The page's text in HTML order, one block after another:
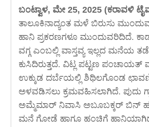
ಬಂಟ್ವಾಳ, ಮೇ 25, 2025 (ಕರಾವಳಿ
ತಾಲೂಕಿನಾದ್ಯಂತ ಮಳೆ ಬಿರುಸು
ಹಾನಿ ಪ್ರಕರಣಗಳೂ ಮುಂದುವರಿದಿದೆ.
ವಗ್ಗ ಎಂಬಲ್ಲಿ ವಾಸ್ತವ್ಯ ಇಲ್ಲದ ಮನೆಯ
ಕುಸಿದಿರುತ್ತದೆ. ವಿಟ್ಲ ಪಟ್ಟಣ ಪಂಚಾಯತ್
ಉಕ್ಕುಡ ದರ್ಬೆಯಲ್ಲಿ ಶಿಥಿಲಗೊಂಡ
ಅಳವಡಿಸಲು ಕ್ರಮವಹಿಸಲಾಗಿದೆ. ಪುದು
ಅಮ್ಮೆಮಾರ್ ನಿವಾಸಿ ಅಬೂಬಕ್ಕರ್ ಬಿನ್
ಮನೆ ಗೋಡೆ ಹಾಗೂ ಹಂಚಿಗೆ